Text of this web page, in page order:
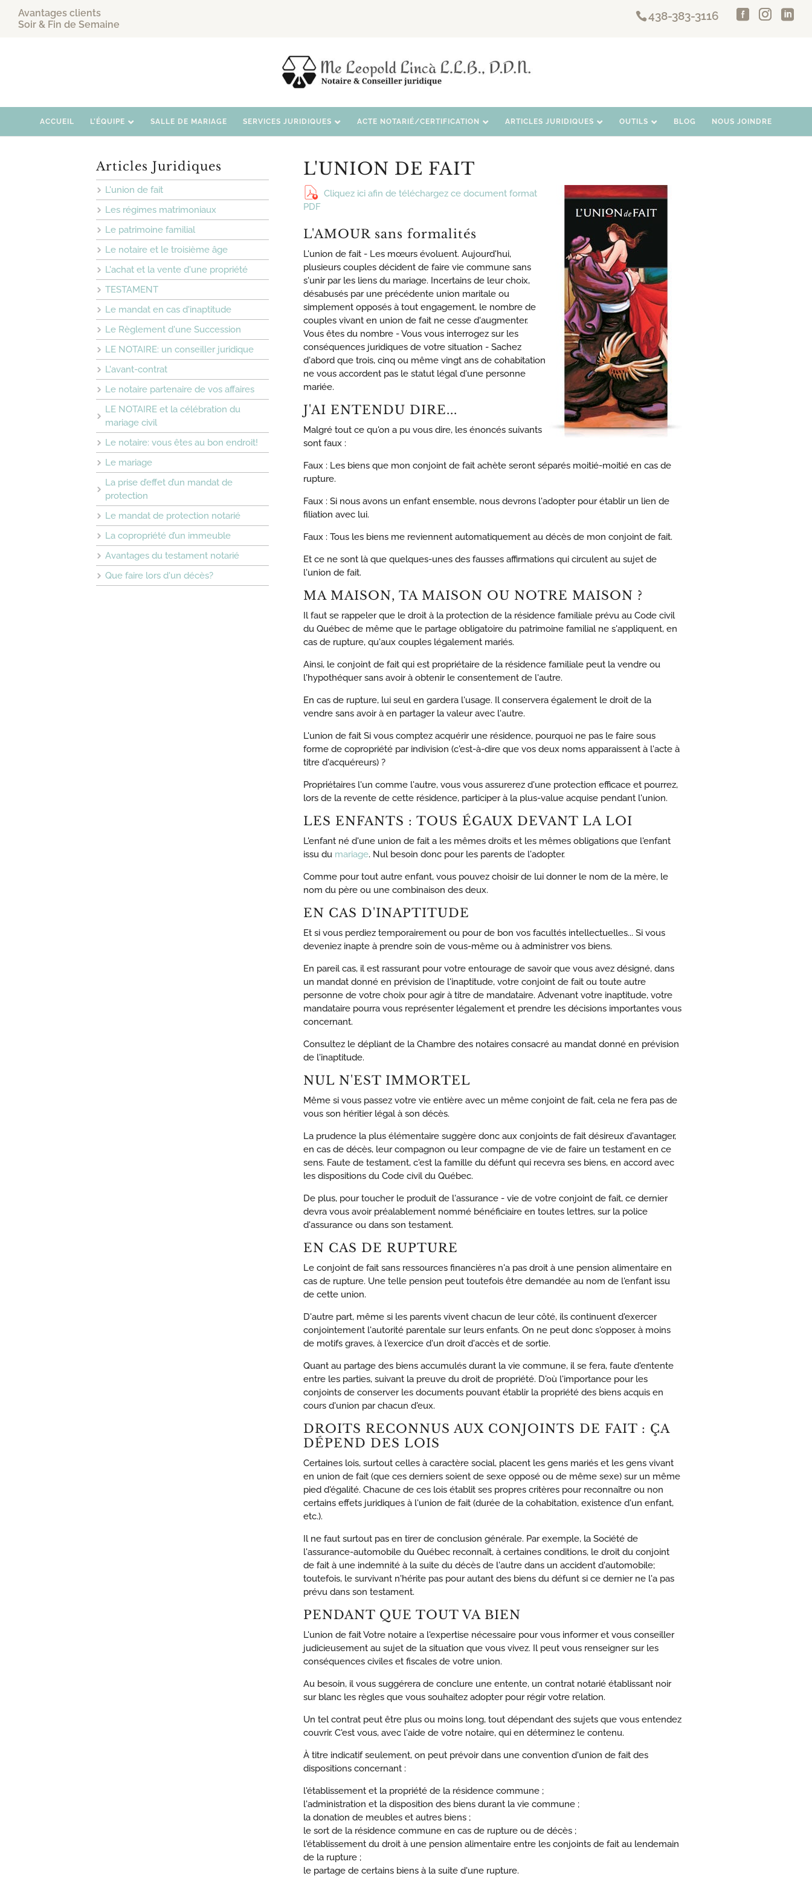
438-383-3116
Avantages clients
Soir & Fin de Semaine
ACCUEIL L’ÉQUIPE SALLE DE MARIAGE SERVICES JURIDIQUES ACTE NOTARIÉ/CERTIFICATION ARTICLES JURIDIQUES OUTILS BLOG NOUS JOINDRE
Articles Juridiques
L'union de fait
Les régimes matrimoniaux
Le patrimoine familial
Le notaire et le troisième âge
L'achat et la vente d'une propriété
TESTAMENT
Le mandat en cas d'inaptitude
Le Règlement d'une Succession
LE NOTAIRE: un conseiller juridique
L'avant-contrat
Le notaire partenaire de vos affaires
LE NOTAIRE et la célébration du
mariage civil
Le notaire: vous êtes au bon endroit!
Le mariage
La prise d’effet d’un mandat de
protection
Le mandat de protection notarié
La copropriété d’un immeuble
Avantages du testament notarié
Que faire lors d'un décès?
L'UNION DE FAIT
Cliquez ici afin de téléchargez ce document format
PDF
L'AMOUR sans formalités
L'union de fait - Les mœurs évoluent. Aujourd'hui,
plusieurs couples décident de faire vie commune sans
s'unir par les liens du mariage. Incertains de leur choix,
désabusés par une précédente union maritale ou
simplement opposés à tout engagement, le nombre de
couples vivant en union de fait ne cesse d'augmenter.
Vous êtes du nombre - Vous vous interrogez sur les
conséquences juridiques de votre situation - Sachez
d'abord que trois, cinq ou même vingt ans de cohabitation
ne vous accordent pas le statut légal d'une personne
mariée.
J'AI ENTENDU DIRE...
Malgré tout ce qu'on a pu vous dire, les énoncés suivants
sont faux :
Faux : Les biens que mon conjoint de fait achète seront séparés moitié-moitié en cas de
rupture.
Faux : Si nous avons un enfant ensemble, nous devrons l'adopter pour établir un lien de
filiation avec lui.
Faux : Tous les biens me reviennent automatiquement au décès de mon conjoint de fait.
Et ce ne sont là que quelques-unes des fausses affirmations qui circulent au sujet de
l'union de fait.
MA MAISON, TA MAISON OU NOTRE MAISON ?
Il faut se rappeler que le droit à la protection de la résidence familiale prévu au Code civil
du Québec de même que le partage obligatoire du patrimoine familial ne s'appliquent, en
cas de rupture, qu'aux couples légalement mariés.
Ainsi, le conjoint de fait qui est propriétaire de la résidence familiale peut la vendre ou
l'hypothéquer sans avoir à obtenir le consentement de l'autre.
En cas de rupture, lui seul en gardera l'usage. Il conservera également le droit de la
vendre sans avoir à en partager la valeur avec l'autre.
L'union de fait Si vous comptez acquérir une résidence, pourquoi ne pas le faire sous
forme de copropriété par indivision (c'est-à-dire que vos deux noms apparaissent à l'acte à
titre d'acquéreurs) ?
Propriétaires l'un comme l'autre, vous vous assurerez d'une protection efficace et pourrez,
lors de la revente de cette résidence, participer à la plus-value acquise pendant l'union.
LES ENFANTS : TOUS ÉGAUX DEVANT LA LOI
L'enfant né d'une union de fait a les mêmes droits et les mêmes obligations que l'enfant
issu du mariage. Nul besoin donc pour les parents de l'adopter.
Comme pour tout autre enfant, vous pouvez choisir de lui donner le nom de la mère, le
nom du père ou une combinaison des deux.
EN CAS D'INAPTITUDE
Et si vous perdiez temporairement ou pour de bon vos facultés intellectuelles... Si vous
deveniez inapte à prendre soin de vous-même ou à administrer vos biens.
En pareil cas, il est rassurant pour votre entourage de savoir que vous avez désigné, dans
un mandat donné en prévision de l'inaptitude, votre conjoint de fait ou toute autre
personne de votre choix pour agir à titre de mandataire. Advenant votre inaptitude, votre
mandataire pourra vous représenter légalement et prendre les décisions importantes vous
concernant.
Consultez le dépliant de la Chambre des notaires consacré au mandat donné en prévision
de l'inaptitude.
NUL N'EST IMMORTEL
Même si vous passez votre vie entière avec un même conjoint de fait, cela ne fera pas de
vous son héritier légal à son décès.
La prudence la plus élémentaire suggère donc aux conjoints de fait désireux d'avantager,
en cas de décès, leur compagnon ou leur compagne de vie de faire un testament en ce
sens. Faute de testament, c'est la famille du défunt qui recevra ses biens, en accord avec
les dispositions du Code civil du Québec.
De plus, pour toucher le produit de l'assurance - vie de votre conjoint de fait, ce dernier
devra vous avoir préalablement nommé bénéficiaire en toutes lettres, sur la police
d'assurance ou dans son testament.
EN CAS DE RUPTURE
Le conjoint de fait sans ressources financières n'a pas droit à une pension alimentaire en
cas de rupture. Une telle pension peut toutefois être demandée au nom de l'enfant issu
de cette union.
D'autre part, même si les parents vivent chacun de leur côté, ils continuent d'exercer
conjointement l'autorité parentale sur leurs enfants. On ne peut donc s'opposer, à moins
de motifs graves, à l'exercice d'un droit d'accès et de sortie.
Quant au partage des biens accumulés durant la vie commune, il se fera, faute d'entente
entre les parties, suivant la preuve du droit de propriété. D'où l'importance pour les
conjoints de conserver les documents pouvant établir la propriété des biens acquis en
cours d'union par chacun d'eux.
DROITS RECONNUS AUX CONJOINTS DE FAIT : ÇA
DÉPEND DES LOIS
Certaines lois, surtout celles à caractère social, placent les gens mariés et les gens vivant
en union de fait (que ces derniers soient de sexe opposé ou de même sexe) sur un même
pied d'égalité. Chacune de ces lois établit ses propres critères pour reconnaître ou non
certains effets juridiques à l'union de fait (durée de la cohabitation, existence d'un enfant,
etc.).
Il ne faut surtout pas en tirer de conclusion générale. Par exemple, la Société de
l'assurance-automobile du Québec reconnaît, à certaines conditions, le droit du conjoint
de fait à une indemnité à la suite du décès de l'autre dans un accident d'automobile;
toutefois, le survivant n'hérite pas pour autant des biens du défunt si ce dernier ne l'a pas
prévu dans son testament.
PENDANT QUE TOUT VA BIEN
L'union de fait Votre notaire a l'expertise nécessaire pour vous informer et vous conseiller
judicieusement au sujet de la situation que vous vivez. Il peut vous renseigner sur les
conséquences civiles et fiscales de votre union.
Au besoin, il vous suggérera de conclure une entente, un contrat notarié établissant noir
sur blanc les règles que vous souhaitez adopter pour régir votre relation.
Un tel contrat peut être plus ou moins long, tout dépendant des sujets que vous entendez
couvrir. C'est vous, avec l'aide de votre notaire, qui en déterminez le contenu.
À titre indicatif seulement, on peut prévoir dans une convention d'union de fait des
dispositions concernant :
l'établissement et la propriété de la résidence commune ;
l'administration et la disposition des biens durant la vie commune ;
la donation de meubles et autres biens ;
le sort de la résidence commune en cas de rupture ou de décès ;
l'établissement du droit à une pension alimentaire entre les conjoints de fait au lendemain
de la rupture ;
le partage de certains biens à la suite d'une rupture.